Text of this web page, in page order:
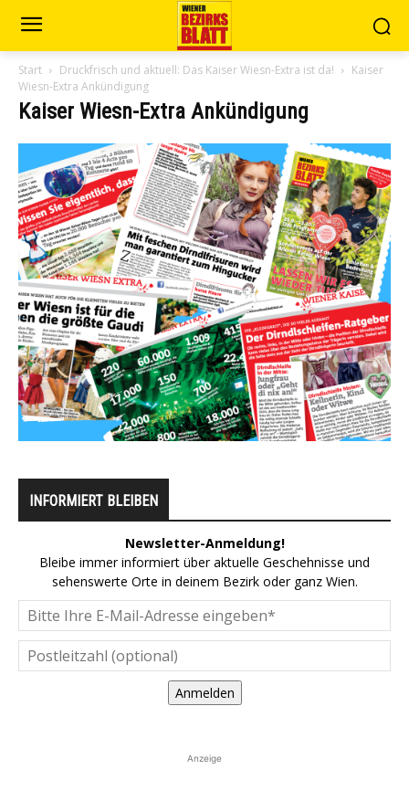
Start Druckfrisch und aktuell: Das Kaiser Wiesn-Extra ist da!
Kaiser
Wiesn-Extra Ankündigung
Kaiser Wiesn-Extra Ankündigung
INFORMIERT BLEIBEN
Newsletter-Anmeldung!
Bleibe immer informiert über aktuelle Geschehnisse und
sehenswerte Orte in deinem Bezirk oder ganz Wien.
Anmelden
Anzeige